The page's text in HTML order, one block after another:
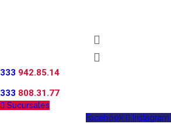
333 942.85.14
333 808.31.77
Sucursales
Facebook
Instagram